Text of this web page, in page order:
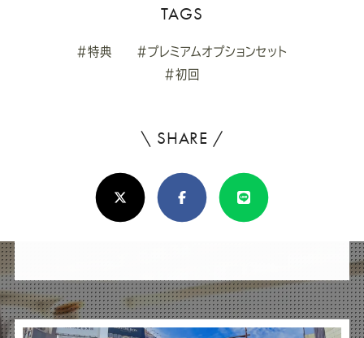
TAGS
#特典
#プレミアムオプションセット
#初回
\ SHARE /
ろ
し
け
ば
シ
X(Twitter)FacebookLine